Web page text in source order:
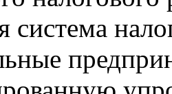
система